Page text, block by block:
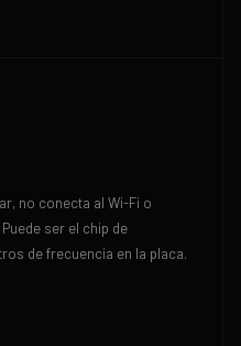
no conecta al Wi-Fi o
ser el chip de
de frecuencia en la placa.